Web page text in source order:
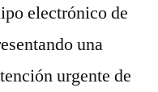
electrónico de
una
urgente de